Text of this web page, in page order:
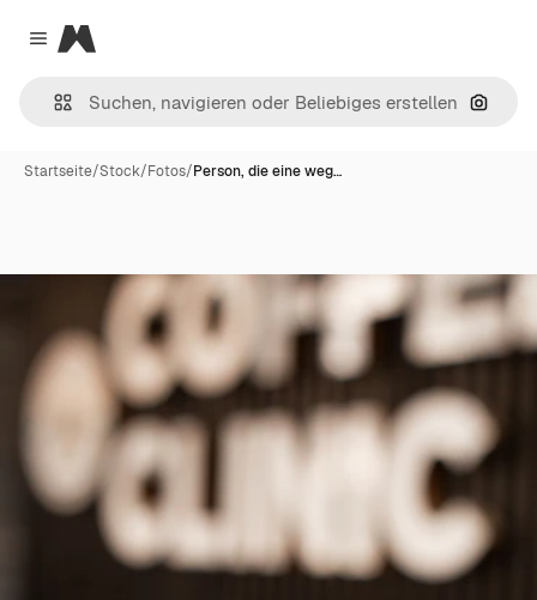
Close menu
Magnific
Nach
Startseite/Stock/Fotos/Person, die eine weg…